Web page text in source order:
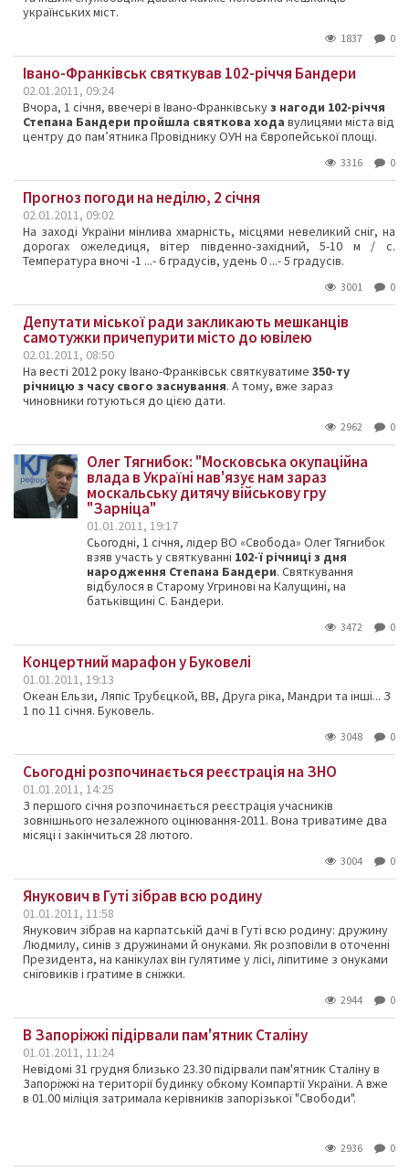
українських міст.
1837 0
Івано-Франківськ святкував 102-річчя Бандери
02.01.2011, 09:24
Вчора, 1 січня, ввечері в Івано-Франківськуз нагоди 102-річчя
Степана Бандери пройшла святкова хода вулицями міста від
центру до пам’ятника Провіднику ОУН на Європейської площі.
3316 0
Прогноз погоди на неділю, 2 січня
02.01.2011, 09:02
На заході України мінлива хмарність, місцями невеликий сніг, на
дорогах ожеледиця, вітер південно-західний, 5-10 м / с.
Температура вночі -1 ...- 6 градусів, удень 0 ...- 5 градусів.
3001 0
Депутати міської ради закликають мешканців
самотужки причепурити місто до ювілею
02.01.2011, 08:50
На весті 2012 року Івано-Франківськ святкуватиме 350-ту
річницю з часу свого заснування. А тому, вже зараз
чиновники готуються до цією дати.
2962 0
Олег Тягнибок: "Московська окупаційна
влада в Україні нав'язує нам зараз
москальську дитячу військову гру
"Зарніца"
01.01.2011, 19:17
Сьогодні, 1 січня, лідер ВО «Свобода» Олег Тягнибок
взяв участь у святкуванні 102-ї річниці з дня
народження Степана Бандери. Святкування
відбулося в Старому Угринові на Калущині, на
батьківщині С. Бандери.
3472 0
Концертний марафон у Буковелі
01.01.2011, 19:13
Океан Ельзи, Ляпіс Трубєцкой, ВВ, Друга ріка, Мандри та інші... З
1 по 11 січня. Буковель.
3048 0
Сьогодні розпочинається реєстрація на ЗНО
01.01.2011, 14:25
З першого січня розпочинається реєстрація учасників
зовнішнього незалежного оцінювання-2011. Вона триватиме два
місяці і закінчиться 28 лютого.
3004 0
Янукович в Гуті зібрав всю родину
01.01.2011, 11:58
Янукович зібрав на карпатській дачі в Гуті всю родину: дружину
Людмилу, синів з дружинами й онуками. Як розповіли в оточенні
Президента, на канікулах він гулятиме у лісі, ліпитиме з онуками
сніговиків і гратиме в сніжки.
2944 0
В Запоріжжі підірвали пам'ятник Сталіну
01.01.2011, 11:24
Невідомі 31 грудня близько 23.30 підірвали пам'ятник Сталіну в
Запоріжжі на території будинку обкому Компартії України. А вже
в 01.00 міліція затримала керівників запорізької "Свободи".
2936 0